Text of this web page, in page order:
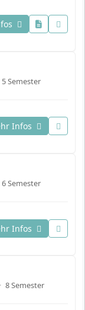
5 Semester
Infos
6 Semester
Infos
· 8 Semester